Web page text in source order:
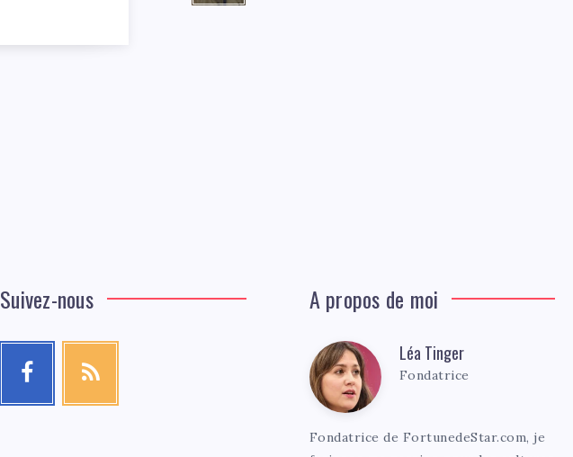
Suivez-nous A propos de moi
Léa
Tinger
Léa Tinger
Fondatrice
Fondatrice de FortunedeStar.com, je